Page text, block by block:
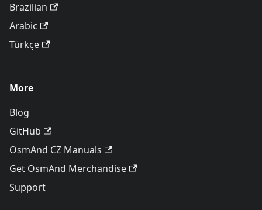
Brazilian
Arabic
Türkçe
More
Blog
GitHub
OsmAnd CZ Manuals
Get OsmAnd Merchandise
Support